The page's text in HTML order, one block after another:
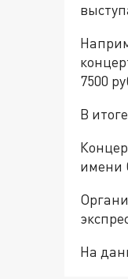
7500
В
имени
На